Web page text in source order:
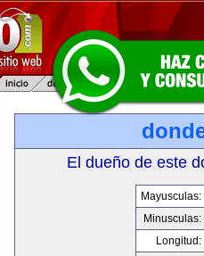
El dueño de este
Mayusculas:
Minusculas:
Longitud: